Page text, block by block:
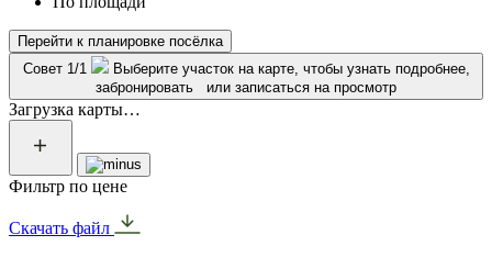
Перейти к планировке посёлка
Совет 1/1
Выберите участок на карте, чтобы узнать подробнее,
забронировать или записаться на просмотр
Загрузка карты…
Фильтр по цене
Скачать файл